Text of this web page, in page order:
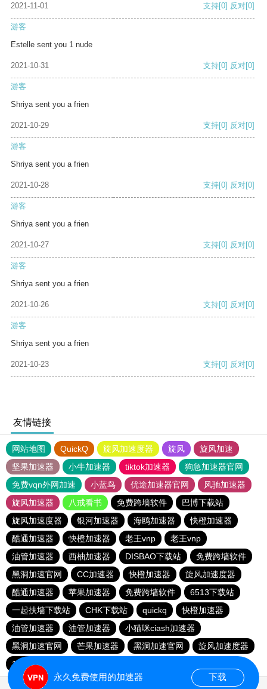
2021-11-01 支持[0] 反对[0]
游客
Estelle sent you 1 nude
2021-10-31 支持[0] 反对[0]
游客
Shriya sent you a frien
2021-10-29 支持[0] 反对[0]
游客
Shriya sent you a frien
2021-10-28 支持[0] 反对[0]
游客
Shriya sent you a frien
2021-10-27 支持[0] 反对[0]
游客
Shriya sent you a frien
2021-10-26 支持[0] 反对[0]
游客
Shriya sent you a frien
2021-10-23 支持[0] 反对[0]
友情链接
网站地图 QuickQ 旋风加速度器 旋风
旋风加速
坚果加速器
小牛加速器 tiktok加速器
狗急加速器官网
免费vqn外网加速
小蓝鸟 优途加速器官网
风驰加速器
旋风加速器
八戒看书 免费跨墙软件
巴博下载站
旋风加速度器
银河加速器 海鸥加速器
快橙加速器
酷通加速器
快橙加速器 老王vnp
老王vnp
油管加速器
西柚加速器 DISBAO下载站
免费跨墙软件
黑洞加速官网
CC加速器 快橙加速器
旋风加速度器
酷通加速器
苹果加速器 免费跨墙软件
6513下载站
一起扶墙下载站
CHK下载站 quickq
快橙加速器
油管加速器
油管加速器
小猫咪ciash加速器
黑洞加速官网
芒果加速器 黑洞加速官网
旋风加速度器
186下载站
永久免费使用的加速器 下载